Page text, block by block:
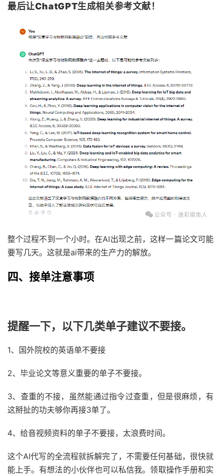
最后让ChatGPT生成相关参考文献！
整个过程不到一个小时。在AI出现之前，这样一篇论文可能
要写几天。这就是ai带来的生产力的解放。
四、接单注意事项
提醒一下，以下几类单子建议不要接。
1、国外院校的英语单不要接
2、毕业论文等意义重要的单子不要接。
3、查重的不接，虽然能通过指令过查重，但是很麻烦，有
这掰扯的功夫够你再接3单了。
4、给音视频资料的单子不要接，太浪费时间。
这个AI代写的全流程就拆解完了，不需要任何基础，很快就
能上手。有想法的小伙伴也可以私信我。领取操作手册和实